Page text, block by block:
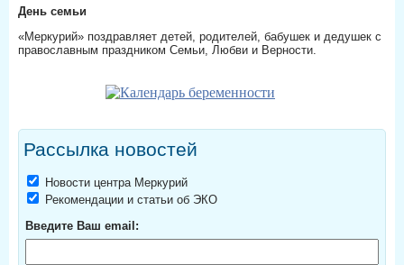
День семьи
«Меркурий» поздравляет детей, родителей, бабушек и дедушек с
православным праздником Семьи, Любви и Верности.
Рассылка новостей
Новости центра Меркурий
Рекомендации и статьи об ЭКО
Введите Ваш email: